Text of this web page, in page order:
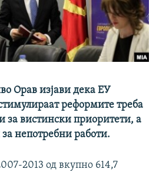
Орав изјави дека ЕУ
реформите треба
за вистински приоритети, а
непотребни работи.
2013 од вкупно 614,7